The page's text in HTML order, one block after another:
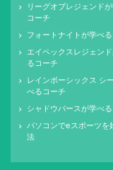
keyboard_arrow_right
リーグオブレジェンド
コーチ
keyboard_arrow_right フォートナイトが学べ
keyboard_arrow_right
エイペックスレジェン
るコーチ
keyboard_arrow_right
レインボーシックス シ
べるコーチ
keyboard_arrow_right シャドウバースが学べ
keyboard_arrow_right
パソコンでeスポーツを
法